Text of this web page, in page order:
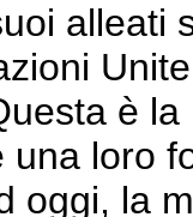
alleati
è
una loro
oggi, la